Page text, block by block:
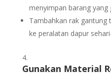
menyimpan barang yang
Tambahkan rak gantung
ke peralatan dapur
Gunakan Material